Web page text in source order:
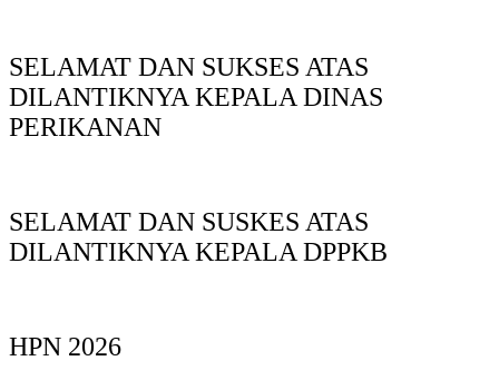
SELAMAT DAN SUKSES ATAS
DILANTIKNYA KEPALA DINAS
PERIKANAN
SELAMAT DAN SUSKES ATAS
DILANTIKNYA KEPALA DPPKB
HPN 2026